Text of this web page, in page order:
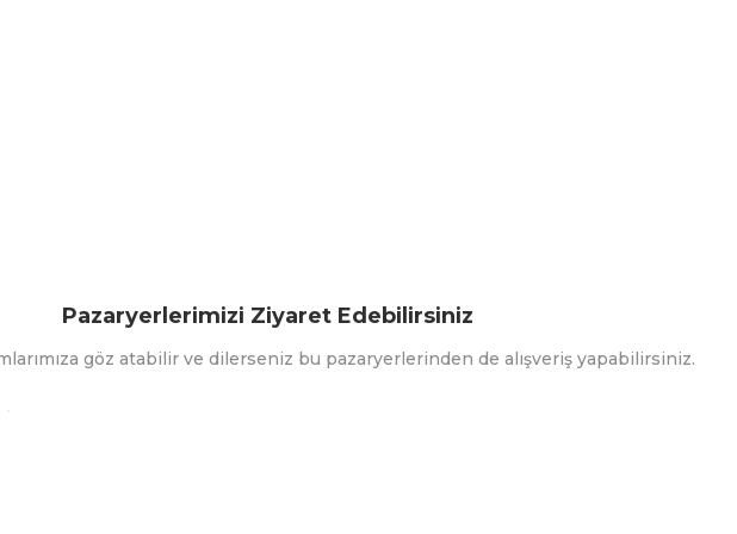
Pazaryerlerimizi Ziyaret Edebilirsiniz
göz atabilir ve dilerseniz bu pazaryerlerinden de alışveriş yapabilirsiniz.